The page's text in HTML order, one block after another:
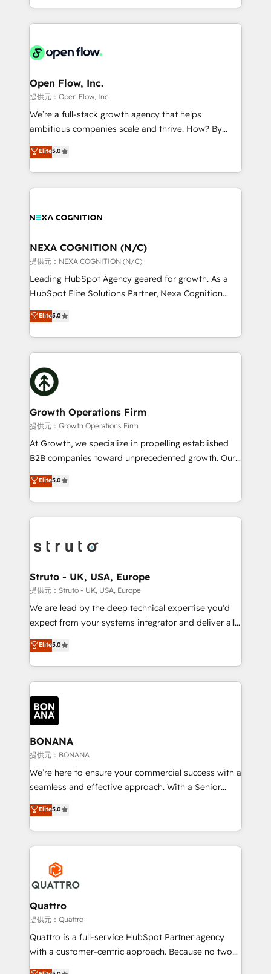
sophisticated B2B companies to implement the
HubSpot CRM platform across client organizations.
industrial/manufacturing, professional services,
distribution, commercial real estate, technology,
finserv/fintech, IT managed services, transportation
& logistics, energy/solar, staffing and recruiting,
media, healthcare and government contractors. Our
Technical Solutions, Enablement Solutions, Digital
Solutions and Growth Solutions. As a fully
Open Flow, Inc.
提供元：Open Flow, Inc.
We’re a full-stack growth agency that helps
ambitious companies scale and thrive. How? By
upgrading and streamlining every single revenue-
generating aspect of your business. We’re proud
HubSpot Elite Solutions Partners and devout CRM
nerds who can harness HubSpot’s custom digital
experience. Working hand-in-hand with your team,
traffic, generates better leads and crushes your
revenue goals. We've worked with thousands of
HubSpot customers and we'd love to work with you
too! Clients come to us for: Advanced CRM solutions
HubSpot Data System Migrations between systems
to HubSpot New lead generation strategies Time-
website development Award-winning creative
design We live and breathe HubSpot and are ready
Elite5.0
NEXA COGNITION (N/C)
提供元：NEXA COGNITION (N/C)
Leading HubSpot Agency geared for growth. As a
HubSpot Elite Solutions Partner, Nexa Cognition
ranks in the top 1% of global HubSpot Partners and
has been one of the longest-standing partners since
2012. We empower businesses to harness the full
potential of HubSpot by combining strategic
insights with technical excellence, we deliver
bespoke HubSpot solutions tailored to drive
measurable growth and operational efficiency. Why
Choose Nexa Cognition? 🚀 HubSpot Expertise: Our
certified team specialises in CRM implementation,
marketing automation, and revenue operations. 🤝
Custom Solutions: From onboarding and
HubSpot with your business needs. 🌟 Proven
Results: We’ve helped businesses of all sizes
Packages: Choose ongoing support or project-based
solutions. We offer service packages designed to fit
Elite5.0
Growth Operations Firm
提供元：Growth Operations Firm
At Growth, we specialize in propelling established
B2B companies toward unprecedented growth. Our
focus is on fine-tuning and enhancing your growth,
sales, and marketing operations. Unlike conventional
marketing agencies, we dive deep into the
operational aspects of your business, ensuring that
functioning optimally. With our expertise in leading
wealth of knowledge and experience to the table.
Our strategies are tailored to your business's unique
needs, ensuring a personalized approach that aligns
with your growth objectives.
Elite5.0
Struto - UK, USA, Europe
提供元：Struto - UK, USA, Europe
We are lead by the deep technical expertise you'd
expect from your systems integrator and deliver all
the agency services you'd expect from your
HubSpot Solutions Partner. As one of the UK's
longest-standing partners, we are experts at
maximising the value of the HubSpot platform and
building an integrated growth stack that brings your
business, operational and technical requirements to
life, and creates a 360˚ view of your customer to
help your teams do more. We specialise in HubSpot
technical services, website design and development
as well as agency services that help set you up for
success. Now, more than ever you need to connect
customer service. It's time to empower your teams
to create great customer experiences that generate
happen.
Elite5.0
BONANA
提供元：BONANA
We’re here to ensure your commercial success with a
seamless and effective approach. With a Senior
team that has 10+ years of experience in HubSpot,
we have a deep understanding of SaaS, Business
Services and E-commerce together with Retail. We
streamline and enhance your Sales, Marketing &
Service efforts, providing insights in your
commercial operations. We're good at RevOps,
automating and optimizing your marketing, sales &
service operations with AI, designing and building
your website, and we drive growth through Account-
Based Marketing, SEO, SEA and many other tactics.
No worries, we will advise you in which to deploy
Elite5.0
Quattro
提供元：Quattro
Quattro is a full-service HubSpot Partner agency
with a customer-centric approach. Because no two
clients have the same needs, Quattro offer a